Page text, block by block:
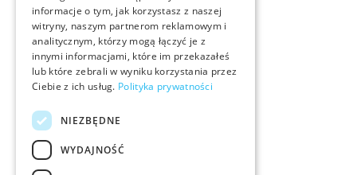
informacje o tym, jak korzystasz z naszej
witryny, naszym partnerom reklamowym i
analitycznym, którzy mogą łączyć je z
innymi informacjami, które im przekazałeś
lub które zebrali w wyniku korzystania przez
Ciebie z ich usług. Polityka prywatności
NIEZBĘDNE
WYDAJNOŚĆ